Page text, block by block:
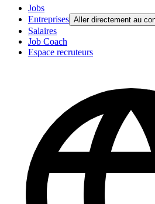
Jobs
Entreprises Aller directement au
Salaires
Job Coach
Espace recruteurs